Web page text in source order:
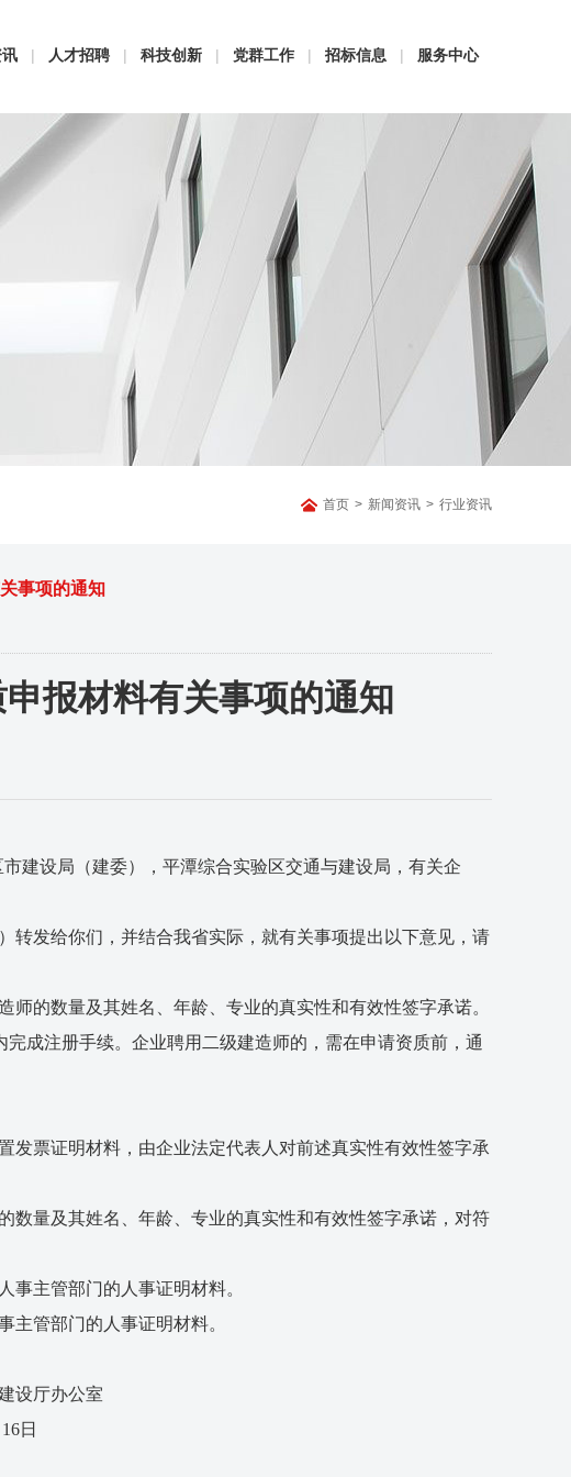
| 人才招聘 | 科技创新 | 党群工作 | 招标信息 | 服务中心
首页 > 新闻资讯 > 行业资讯
事项的通知
报材料有关事项的通知
市建设局（建委），平潭综合实验区交通与建设局，有关企
发给你们，并结合我省实际，就有关事项提出以下意见，请
的数量及其姓名、年龄、专业的真实性和有效性签字承诺。
成注册手续。企业聘用二级建造师的，需在申请资质前，通
票证明材料，由企业法定代表人对前述真实性有效性签字承
量及其姓名、年龄、专业的真实性和有效性签字承诺，对符
主管部门的人事证明材料。
管部门的人事证明材料。
室